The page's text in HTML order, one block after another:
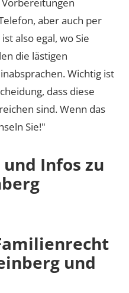
aber auch per
also egal, wo Sie
die lästigen
Wichtig ist
dass diese
sind. Wenn das
Sie!"
Infos zu
und